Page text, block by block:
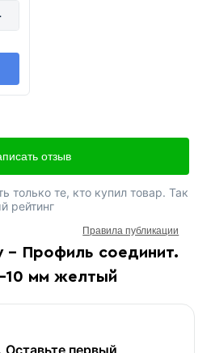
- Профиль соединит.
10 мм желтый
первый
отзыв
только те, кто купил товар. Так
рейтинг
Правила публикации